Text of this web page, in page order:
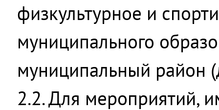
физкультурное и
муниципального
муниципальный район
2.2. Для мероприятий,